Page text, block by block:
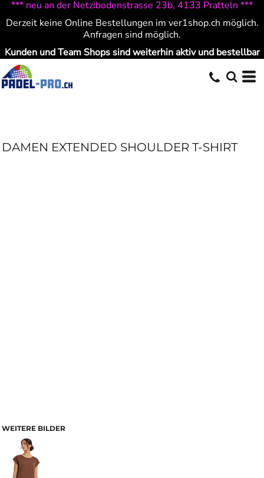
*** neu an der Netzibodenstrasse 23b, 4133 Pratteln ***
Derzeit keine Online Bestellungen im ver1shop.ch möglich.
Anfragen sind möglich.
Kunden und Team Shops sind weiterhin aktiv und bestellbar
DAMEN EXTENDED SHOULDER T-SHIRT
WEITERE BILDER